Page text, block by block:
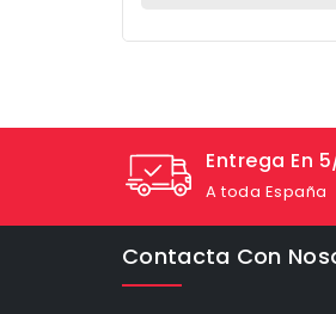
Entrega En
A toda España
Contacta Con